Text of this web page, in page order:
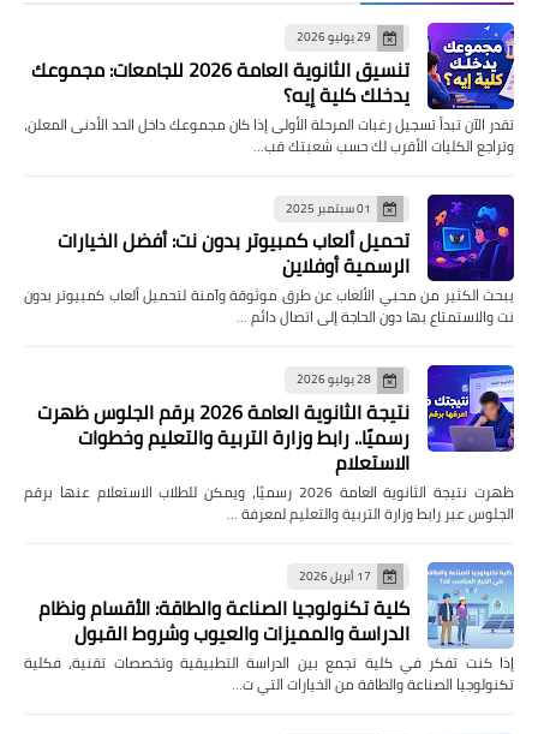
29 يوليو 2026
تنسيق الثانوية العامة 2026 للجامعات: مجموعك
يدخلك كلية إيه؟
تقدر الآن تبدأ تسجيل رغبات المرحلة الأولى إذا كان مجموعك داخل الحد الأدنى المعلن،
وتراجع الكليات الأقرب لك حسب شعبتك قب…
01 سبتمبر 2025
تحميل ألعاب كمبيوتر بدون نت: أفضل الخيارات
الرسمية أوفلاين
يبحث الكثير من محبي الألعاب عن طرق موثوقة وآمنة لتحميل ألعاب كمبيوتر بدون
نت والاستمتاع بها دون الحاجة إلى اتصال دائم …
28 يوليو 2026
نتيجة الثانوية العامة 2026 برقم الجلوس ظهرت
رسميًا.. رابط وزارة التربية والتعليم وخطوات
الاستعلام
ظهرت نتيجة الثانوية العامة 2026 رسميًا، ويمكن للطلاب الاستعلام عنها برقم
الجلوس عبر رابط وزارة التربية والتعليم لمعرفة …
17 أبريل 2026
كلية تكنولوجيا الصناعة والطاقة: الأقسام ونظام
الدراسة والمميزات والعيوب وشروط القبول
إذا كنت تفكر في كلية تجمع بين الدراسة التطبيقية وتخصصات تقنية، فكلية
تكنولوجيا الصناعة والطاقة من الخيارات التي ت…